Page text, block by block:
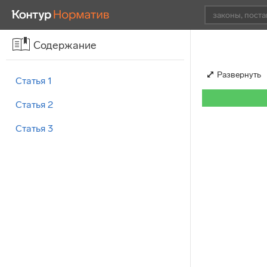
Содержание
Статья 1
Статья 2
Статья 3
Развернуть